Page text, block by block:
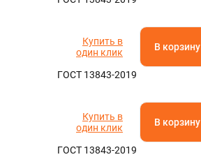
ГОСТ 13843-2019
Купить в
один клик
В корзину
ГОСТ 13843-2019
Купить в
один клик
В корзину